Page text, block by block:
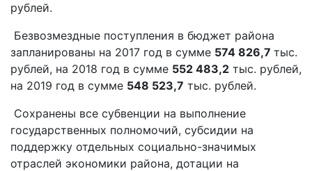
рублей.
Безвозмездные поступления в бюджет района
запланированы на 2017 год в сумме 574 826,7 тыс.
рублей, на 2018 год в сумме 552 483,2 тыс. рублей,
на 2019 год в сумме 548 523,7 тыс. рублей.
Сохранены все субвенции на выполнение
государственных полномочий, субсидии на
поддержку отдельных социально-значимых
отраслей экономики района, дотации на